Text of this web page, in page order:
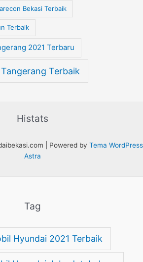
Bekasi Terbaik
Terbaik
2021 Terbaru
Terbaik
Histats
| Powered by Tema WordPress
Astra
Tag
Hyundai 2021 Terbaik